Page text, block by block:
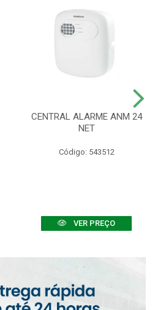
CENTRAL ALARME ANM 24
NET
Código: 543512
VER PREÇO